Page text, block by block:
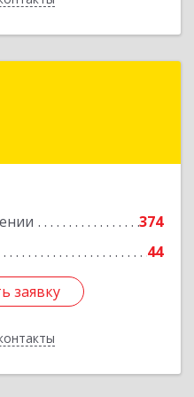
374
44
заявку
г, Красной Армии ул,
заявку